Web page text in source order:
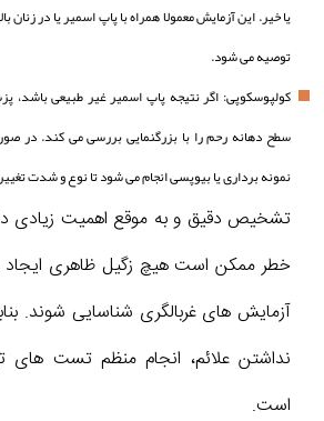
توصیه می شود.
کولپوسکوپی: اگر نتیجه پاپ اسمیر غیر طبیعی باشد،
سطح دهانه رحم را با بزرگنمایی بررسی می کند. در
نمونه برداری یا بیوپسی انجام می شود تا نوع و شدت
تشخیص دقیق و به موقع اهمیت زیادی
خطر ممکن است هیچ زگیل ظاهری ایجاد
آزمایش های غربالگری شناسایی شوند.
نداشتن علائم، انجام منظم تست
است.